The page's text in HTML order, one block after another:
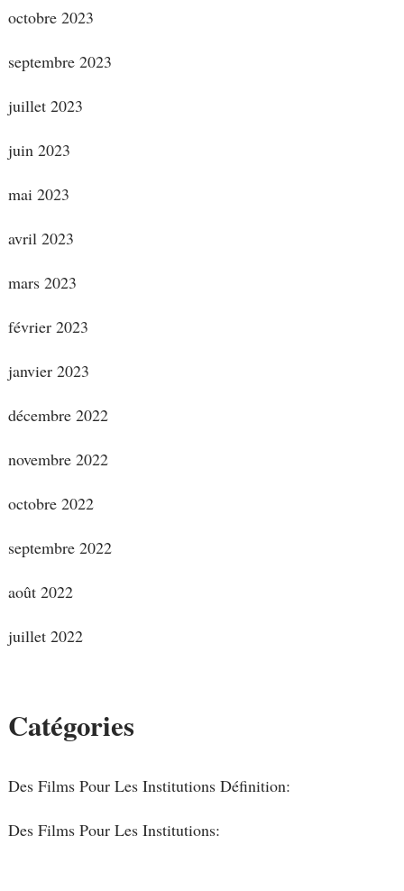
octobre 2023
septembre 2023
juillet 2023
juin 2023
mai 2023
avril 2023
mars 2023
février 2023
janvier 2023
décembre 2022
novembre 2022
octobre 2022
septembre 2022
août 2022
juillet 2022
Catégories
Des Films Pour Les Institutions Définition:
Des Films Pour Les Institutions: